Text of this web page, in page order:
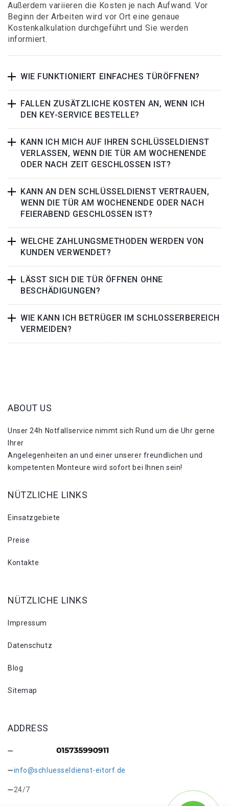
Außerdem variieren die Kosten je nach Aufwand. Vor
Beginn der Arbeiten wird vor Ort eine genaue
Kostenkalkulation durchgeführt und Sie werden
informiert.
WIE FUNKTIONIERT EINFACHES TÜRÖFFNEN?
FALLEN ZUSÄTZLICHE KOSTEN AN, WENN ICH
DEN KEY-SERVICE BESTELLE?
KANN ICH MICH AUF IHREN SCHLÜSSELDIENST
VERLASSEN, WENN DIE TÜR AM WOCHENENDE
ODER NACH ZEIT GESCHLOSSEN IST?
KANN AN DEN SCHLÜSSELDIENST VERTRAUEN,
WENN DIE TÜR AM WOCHENENDE ODER NACH
FEIERABEND GESCHLOSSEN IST?
WELCHE ZAHLUNGSMETHODEN WERDEN VON
KUNDEN VERWENDET?
LÄSST SICH DIE TÜR ÖFFNEN OHNE
BESCHÄDIGUNGEN?
WIE KANN ICH BETRÜGER IM SCHLOSSERBEREICH
VERMEIDEN?
ABOUT US
Unser 24h Notfallservice nimmt sich Rund um die Uhr gerne
Ihrer
Angelegenheiten an und einer unserer freundlichen und
kompetenten Monteure wird sofort bei Ihnen sein!
NÜTZLICHE LINKS
Einsatzgebiete
Preise
Kontakte
NÜTZLICHE LINKS
Impressum
Datenschutz
Blog
Sitemap
ADDRESS
info@schluesseldienst-eitorf.de
24/7